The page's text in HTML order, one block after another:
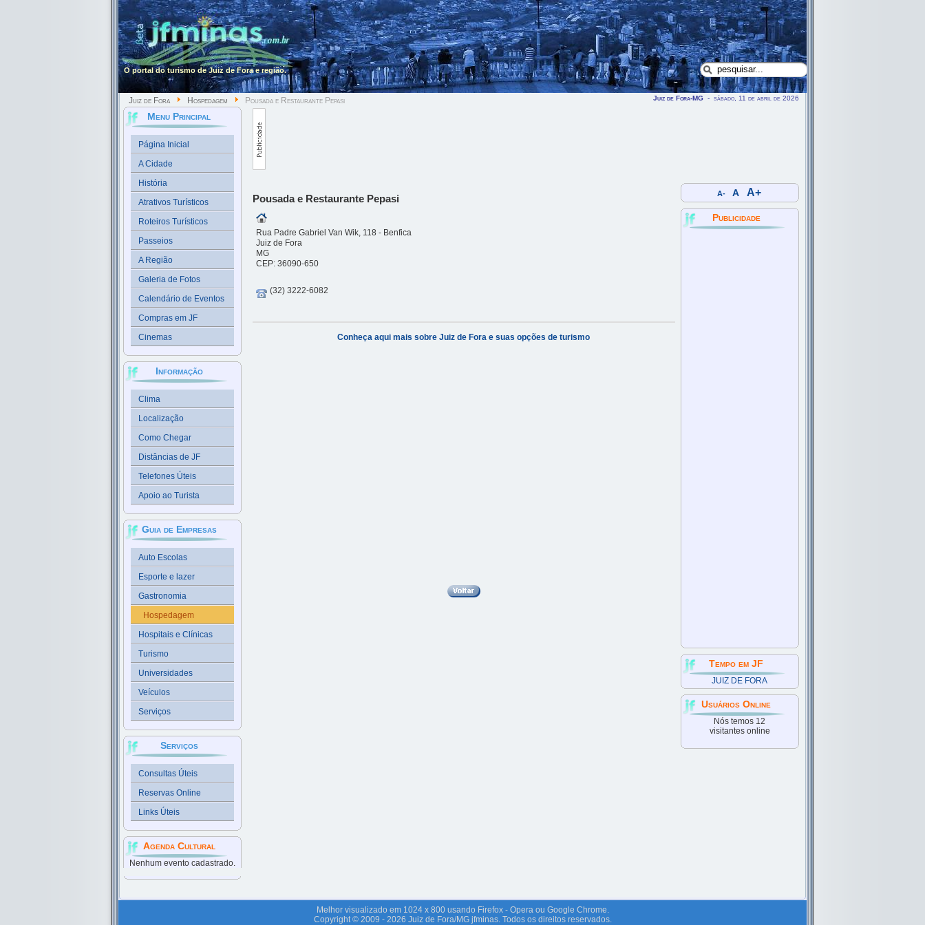
O portal do turismo de Juiz de Fora e região.
Juiz de Fora Hospedagem Pousada e Restaurante Pepasi Juiz de Fora-MG - sábado, 11 de abril de 2026
Menu Principal
Página Inicial
A Cidade
História
Atrativos Turísticos
Roteiros Turísticos
Passeios
A Região
Galeria de Fotos
Calendário de Eventos
Compras em JF
Cinemas
Informação
Clima
Localização
Como Chegar
Distâncias de JF
Telefones Úteis
Apoio ao Turista
Guia de Empresas
Auto Escolas
Esporte e lazer
Gastronomia
Hospedagem
Hospitais e Clínicas
Turismo
Universidades
Veículos
Serviços
Serviços
Consultas Úteis
Reservas Online
Links Úteis
Agenda Cultural
Nenhum evento cadastrado.
Pousada e Restaurante Pepasi
Rua Padre Gabriel Van Wik, 118 - Benfica
Juiz de Fora
MG
CEP: 36090-650
(32) 3222-6082
Conheça aqui mais sobre Juiz de Fora e suas opções de turismo
A- A A+
Publicidade
Tempo em JF
JUIZ DE FORA
Usuários Online
Nós temos 12
visitantes online
Melhor visualizado em 1024 x 800 usando Firefox - Opera ou Google Chrome.
Copyright © 2009 - 2026 Juiz de Fora/MG jfminas. Todos os direitos reservados.